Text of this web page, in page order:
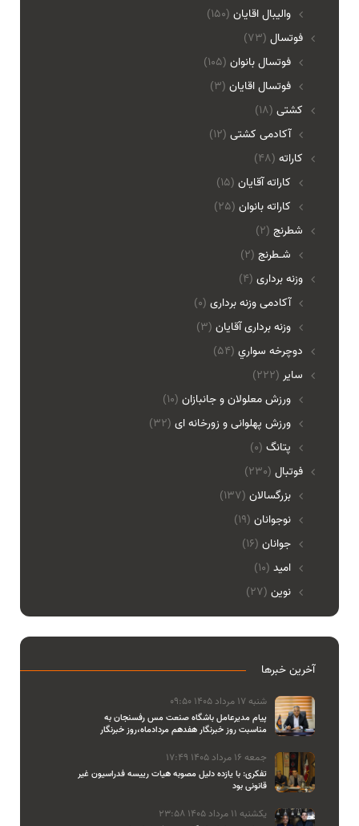
واليبال اقايان (150)
(73) فوتسال
فوتسال بانوان (105)
فوتسال اقايان (3)
(18) کشتی
آکادمی کشتی (12)
(48) کاراته
کاراته آقایان (15)
کاراته بانوان (25)
(2) شطرنج
شـطرنج (2)
(4) وزنه برداری
آکادمی وزنه برداری (0)
وزنه برداری آقایان (3)
(54) دوچرخه سواري
(222) ساير
ورزش معلولان و جانبازان (10)
ورزش پهلوانی و زورخانه ای (32)
پتانگ (0)
(230) فوتبال
بزرگسالان (137)
نوجوانان (19)
جوانان (16)
امید (10)
نوین (27)
آخرین خبرها
شنبه 17 مرداد 1405 09:50
پیام مدیرعامل باشگاه صنعت مس رفسنجان به
مناسبت روز خبرنگار هفدهم مردادماه،روز خبرنگار
جمعه 16 مرداد 1405 17:49
تفکری: با یازده دلیل مصوبه هیات رییسه فدراسیون غیر
قانونی بود
یکشنبه 11 مرداد 1405 23:58